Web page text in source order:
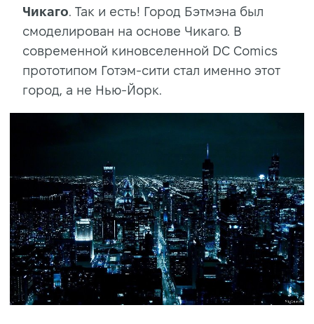
Чикаго. Так и есть! Город Бэтмэна был
смоделирован на основе Чикаго. В
современной киновселенной DC Comics
прототипом Готэм-сити стал именно этот
город, а не Нью-Йорк.